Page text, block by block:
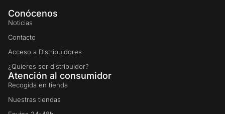
Conócenos
Noticias
Contacto
Acceso a Distribuidores
¿Quieres ser distribuidor?
Atención al consumidor
Recogida en tienda
Nuestras tiendas